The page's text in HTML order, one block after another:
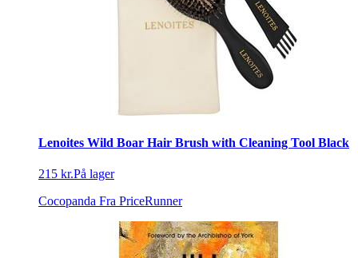
Lenoites Wild Boar Hair Brush with Cleaning Tool Black
215 kr.På lager
Cocopanda Fra PriceRunner